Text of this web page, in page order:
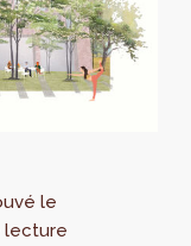
le
lecture